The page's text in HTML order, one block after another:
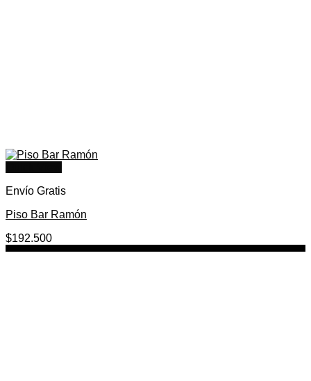
Envío Gratis
Piso Bar Ramón
$192.500